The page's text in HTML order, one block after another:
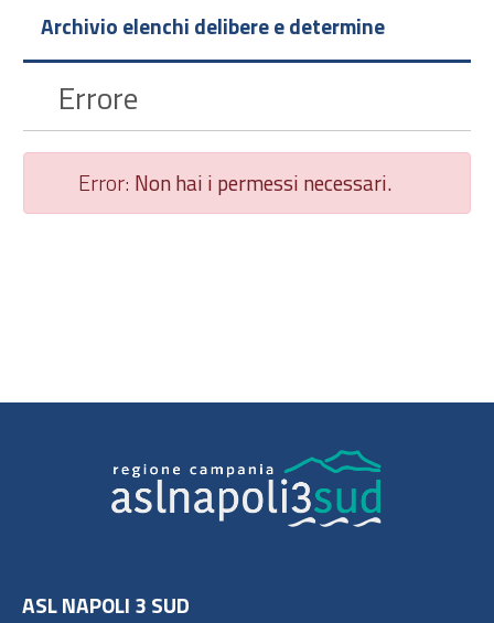
Archivio elenchi delibere e determine
Errore
Error: Non hai i permessi necessari.
ASL NAPOLI 3 SUD